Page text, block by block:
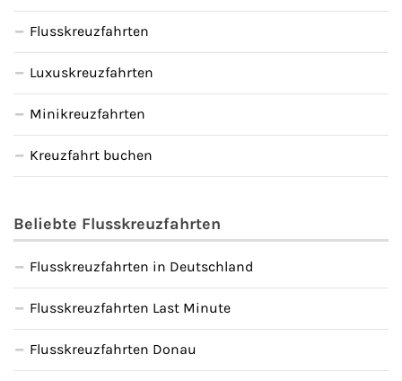
Flusskreuzfahrten
Luxuskreuzfahrten
Minikreuzfahrten
Kreuzfahrt buchen
Beliebte Flusskreuzfahrten
Flusskreuzfahrten in Deutschland
Flusskreuzfahrten Last Minute
Flusskreuzfahrten Donau